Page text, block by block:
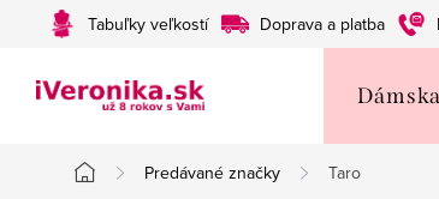
Tabuľky veľkostí Doprava a platba
Domov
Predávané značky Taro